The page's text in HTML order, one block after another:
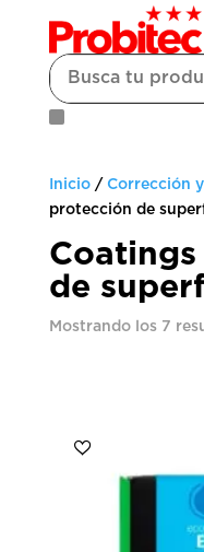
Inicio/ Corrección
protección de
de
Mostrando los 7